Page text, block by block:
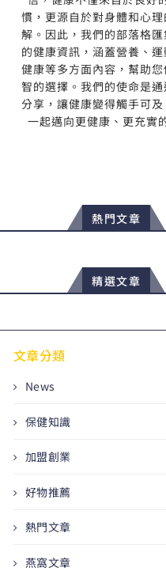
慣，更源自於對身體和心理
解。因此，我們的部落格
的健康資訊，涵蓋營養、
健康等多方面內容，幫助您
智的選擇。我們的使命是通
分享，讓健康變得觸手可及
一起邁向更健康、更充實
熱門文章
精選文章
文章分類
News
保健知識
加盟創業
好物推薦
熱門文章
燕窩文章